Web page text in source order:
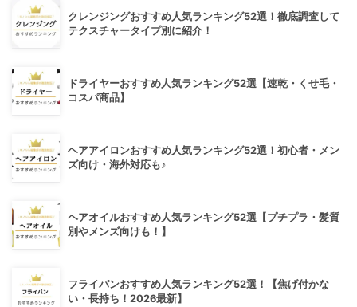
クレンジングおすすめ人気ランキング52選！徹底調査して
テクスチャータイプ別に紹介！
ドライヤーおすすめ人気ランキング52選【速乾・くせ毛・
コスパ商品】
ヘアアイロンおすすめ人気ランキング52選！初心者・メン
ズ向け・海外対応も♪
ヘアオイルおすすめ人気ランキング52選【プチプラ・髪質
別やメンズ向けも！】
フライパンおすすめ人気ランキング52選！【焦げ付かな
い・長持ち！2026最新】